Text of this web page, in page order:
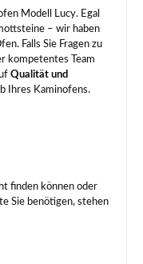
Modell Lucy. Egal
– wir haben
Falls Sie Fragen zu
kompetentes Team
Qualität und
Ihres Kaminofens.
finden können oder
Sie benötigen, stehen